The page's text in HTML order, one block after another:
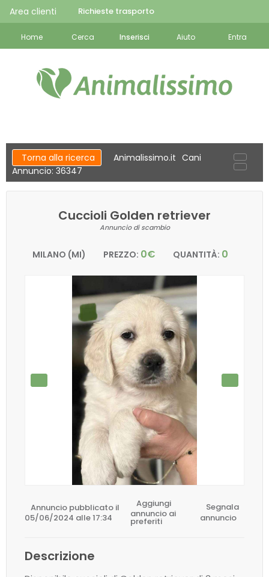
Area clienti Richieste trasporto
Home Cerca Inserisci Aiuto Entra
Torna alla ricerca Animalissimo.it Cani
Annuncio: 36347
Cuccioli Golden retriever
Annuncio di scambio
MILANO (MI) PREZZO: 0€ QUANTITÀ: 0
Annuncio pubblicato il
05/06/2024 alle 17:34
Aggiungi
annuncio ai
preferiti
Segnala
annuncio
Descrizione